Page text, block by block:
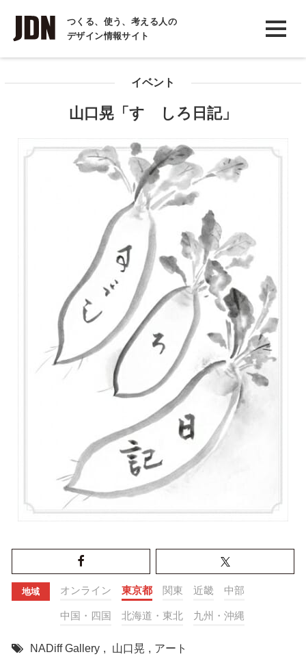
つくる、使う、考える人の
デザイン情報サイト
INTERVIEW
インタビュー
コラム
イベント
山口晃「すゞしろ日記」
地域 オンライン 東京都 関東 近畿 中部
中国・四国 北海道・東北 九州・沖縄
NADiff Gallery , 山口晃 , アート